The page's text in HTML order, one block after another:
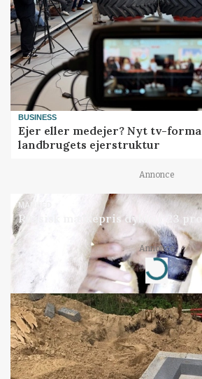
BUSINESS
Ejer eller medejer? Nyt tv-
landbrugets ejerstruktur
Annonce
MARKED
Russisk mælkepris dykker 23
Annonce
Loading...